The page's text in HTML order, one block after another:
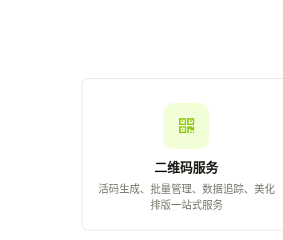
二维码服务
活码生成、批量管理、数据追踪、美化
排版一站式服务